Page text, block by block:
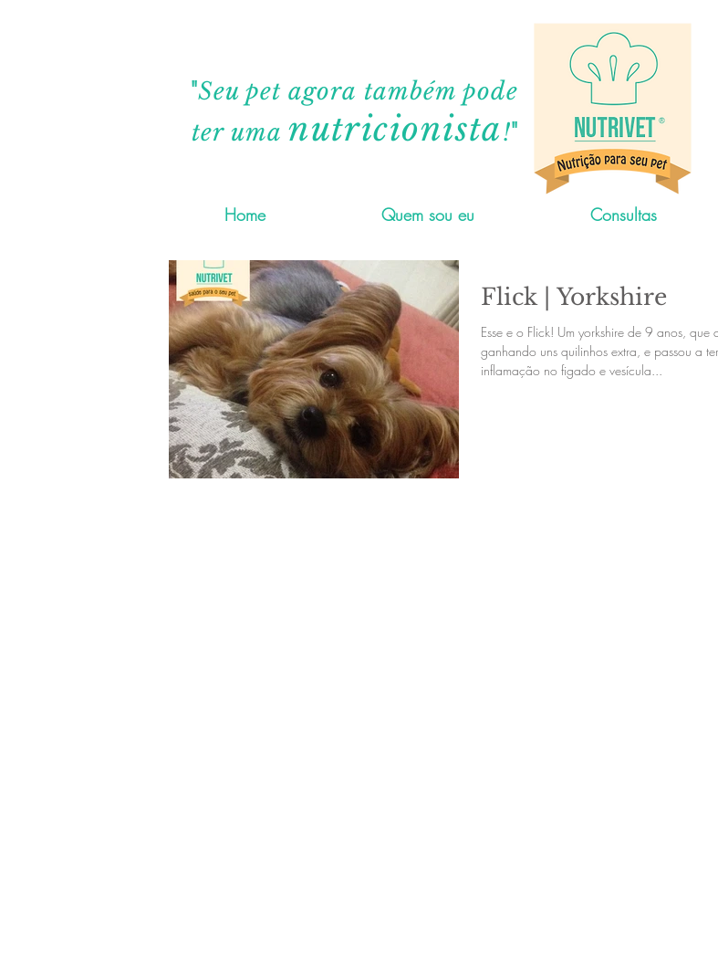
"Seu pet agora também pode
ter umanutricionista!"
Home Quem sou eu Consultas
Flick | Yorkshire
Esse e o Flick! Um yorkshire de 9 anos, que
ganhando uns quilinhos extra, e passou a
inflamação no figado e vesícula...